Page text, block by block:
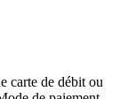
carte de débit ou